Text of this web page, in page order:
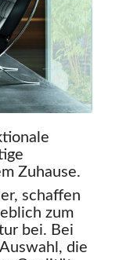
Zuhause.
schaffen
zum
bei. Bei
die